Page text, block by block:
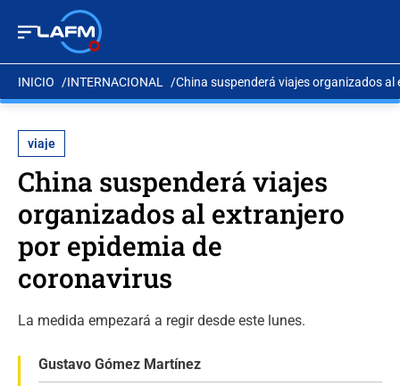
INICIO INTERNACIONAL China suspenderá viajes organizados
viaje
China suspenderá viajes
organizados al extranjero
por epidemia de
coronavirus
La medida empezará a regir desde este lunes.
Gustavo Gómez Martínez